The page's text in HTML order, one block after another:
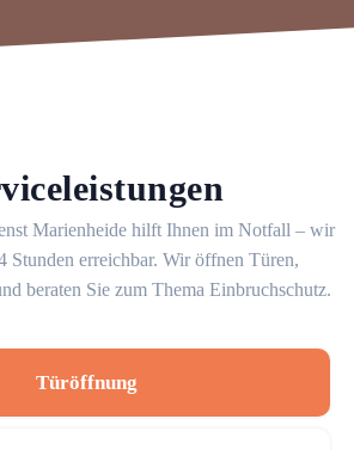
Marienheide hilft Ihnen im Notfall – wir
Stunden erreichbar. Wir öffnen Türen,
beraten Sie zum Thema Einbruchschutz.
Türöffnung